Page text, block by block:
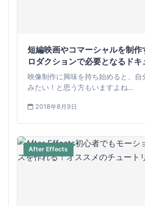
短編映画やコマーシャルを制作
ロダクションで必要となるドキ
みよう
映像制作に興味を持ち始めると、自
みたい！と思う方もいますよね...
2018年8月9日
After Effects